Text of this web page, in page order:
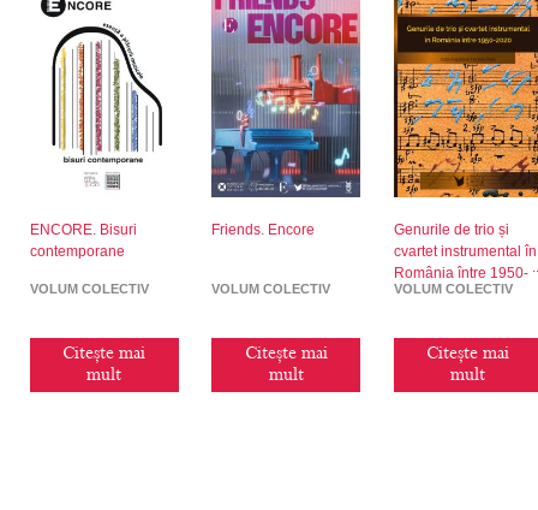
ENCORE. Bisuri
contemporane
VOLUM COLECTIV
Citește mai
mult
Friends. Encore
VOLUM COLECTIV
Citește mai
mult
Genurile de trio și
cvartet instrumental în
România între 1950-
2020
VOLUM COLECTIV
Citește mai
mult